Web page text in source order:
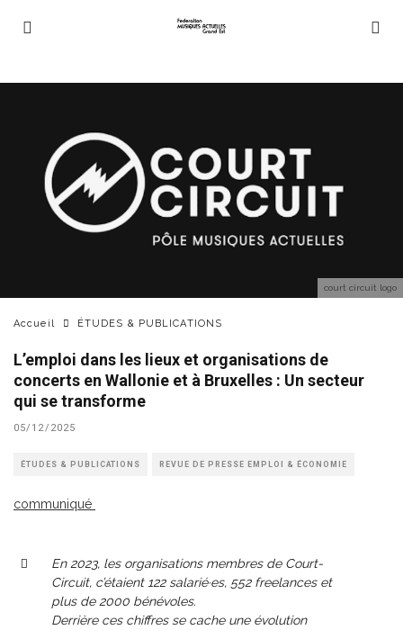
court circuit logo
Accueil ÉTUDES & PUBLICATIONS
L’emploi dans les lieux et organisations de
concerts en Wallonie et à Bruxelles : Un secteur
qui se transforme
05/12/2025
ÉTUDES & PUBLICATIONS REVUE DE PRESSE EMPLOI & ÉCONOMIE
communiqué
En 2023, les organisations membres de Court-
Circuit, c’étaient 122 salarié·es, 552 freelances et
plus de 2000 bénévoles.
Derrière ces chiffres se cache une évolution